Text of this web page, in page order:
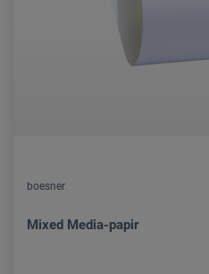
boesner
Mixed Media-papir